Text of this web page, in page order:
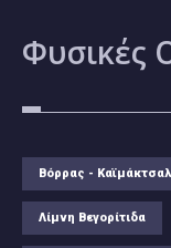
Φυσικές
Βόρρας -
Λίμνη Βεγορίτιδα